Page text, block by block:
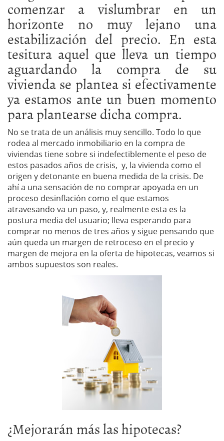
comenzar a vislumbrar en un
horizonte no muy lejano una
estabilización del precio. En esta
tesitura aquel que lleva un tiempo
aguardando la compra de su
vivienda se plantea si efectivamente
ya estamos ante un buen momento
para plantearse dicha compra.
No se trata de un análisis muy sencillo. Todo lo que
rodea al mercado inmobiliario en la compra de
viviendas tiene sobre si indefectiblemente el peso de
estos pasados años de crisis, y, la vivienda como el
origen y detonante en buena medida de la crisis. De
ahí a una sensación de no comprar apoyada en un
proceso desinflación como el que estamos
atravesando va un paso, y, realmente esta es la
postura media del usuario; lleva esperando para
comprar no menos de tres años y sigue pensando que
aún queda un margen de retroceso en el precio y
margen de mejora en la oferta de hipotecas, veamos si
ambos supuestos son reales.
¿Mejorarán más las hipotecas?